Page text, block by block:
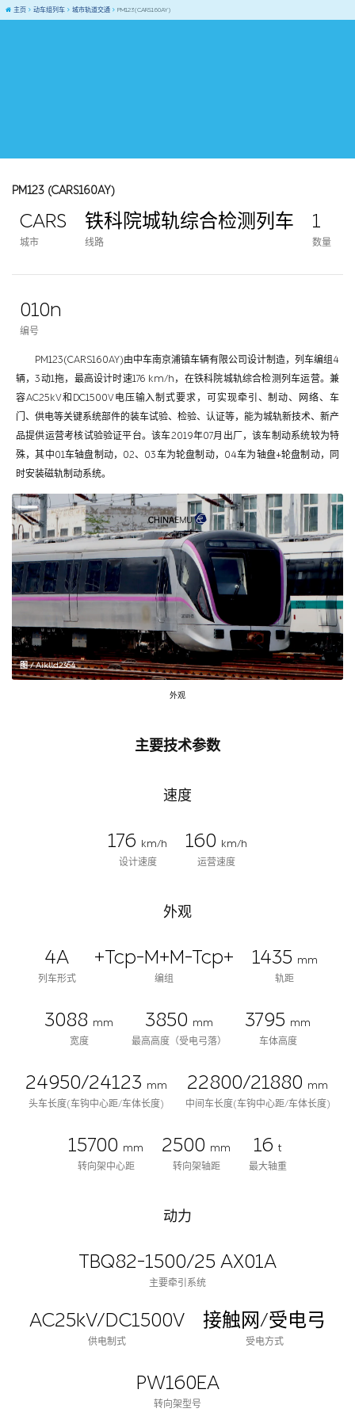
主页 动车组列车 城市轨道交通 PM123(CARS160AY)
PM123 (CARS160AY)
CARS
城市
铁科院城轨综合检测列车
线路
1
数量
010n
编号
PM123(CARS160AY)由中车南京浦镇车辆有限公司设计制造，列车编组4
辆，3动1拖，最高设计时速176 km/h，在铁科院城轨综合检测列车运营。兼
容AC25kV和DC1500V电压输入制式要求，可实现牵引、制动、网络、车
门、供电等关键系统部件的装车试验、检验、认证等，能为城轨新技术、新产
品提供运营考核试验验证平台。该车2019年07月出厂，该车制动系统较为特
殊，其中01车轴盘制动，02、03车为轮盘制动，04车为轴盘+轮盘制动，同
时安装磁轨制动系统。
图 / Aiklld2364
外观
主要技术参数
速度
176
km/h
设计速度
160
km/h
运营速度
外观
4A
列车形式
+Tcp-M+M-Tcp+
编组
1435 mm
轨距
3088 mm
宽度
3850 mm
最高高度（受电弓落）
3795 mm
车体高度
24950/24123 mm
头车长度(车钩中心距/车体长度)
22800/21880 mm
中间车长度(车钩中心距/车体长度)
15700 mm
转向架中心距
2500 mm
转向架轴距
16 t
最大轴重
动力
TBQ82-1500/25 AX01A
主要牵引系统
AC25kV/DC1500V
供电制式
接触网/受电弓
受电方式
PW160EA
转向架型号